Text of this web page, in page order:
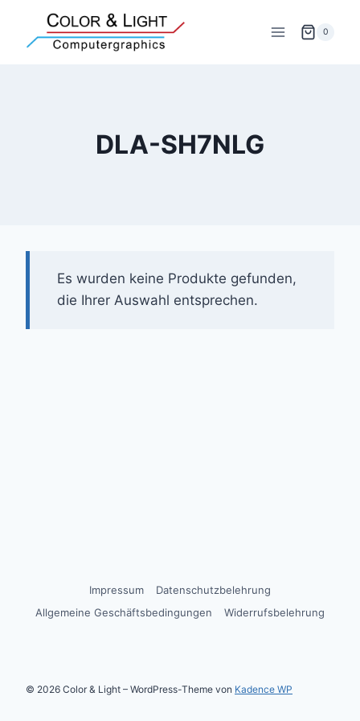
springen
0
DLA-SH7NLG
Es wurden keine Produkte gefunden,
die Ihrer Auswahl entsprechen.
Impressum
Datenschutzbelehrung
Allgemeine Geschäftsbedingungen
Widerrufsbelehrung
© 2026 Color & Light – WordPress-Theme von Kadence WP